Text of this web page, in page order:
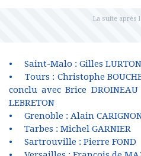
• Saint-Malo : Gilles LURTON
• Tours : Christophe
conclu avec Brice
LEBRETON
• Grenoble : Alain
• Tarbes : Michel GARNIER
• Sartrouville : Pierre FOND